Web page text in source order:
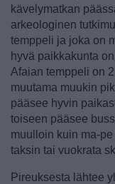
kävelymatkan
arkeologinen
temppeli ja joka on
hyvä paikkakunta
Afaian temppeli on
muutama muukin
pääsee hyvin
toiseen pääsee
muulloin kuin ma-
taksin tai vuokrata
Pireuksesta lähtee